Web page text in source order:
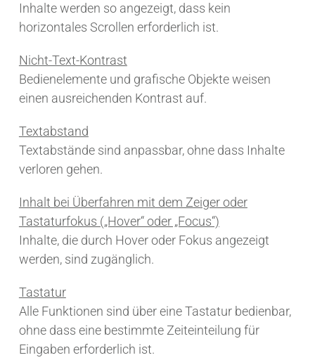
Inhalte werden so angezeigt, dass kein
horizontales Scrollen erforderlich ist.
Nicht-Text-Kontrast
Bedienelemente und grafische Objekte weisen
einen ausreichenden Kontrast auf.
Textabstand
Textabstände sind anpassbar, ohne dass Inhalte
verloren gehen.
Inhalt bei Überfahren mit dem Zeiger oder
Tastaturfokus („Hover“ oder „Focus“)
Inhalte, die durch Hover oder Fokus angezeigt
werden, sind zugänglich.
Tastatur
Alle Funktionen sind über eine Tastatur bedienbar,
ohne dass eine bestimmte Zeiteinteilung für
Eingaben erforderlich ist.